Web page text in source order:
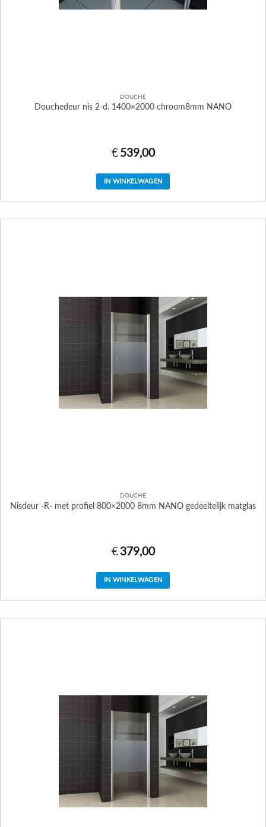
DOUCHE
Douchedeur nis 2-d. 1400×2000 chroom8mm NANO
€ 539,00
IN WINKELWAGEN
DOUCHE
Nisdeur -R- met profiel 800×2000 8mm NANO gedeeltelijk matglas
€ 379,00
IN WINKELWAGEN